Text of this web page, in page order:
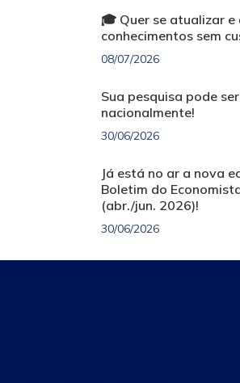
🎓 Quer se atualizar e
conhecimentos sem
08/07/2026
Sua pesquisa pode
nacionalmente!
30/06/2026
Já está no ar a nova
Boletim do
(abr./jun. 2026)!
30/06/2026